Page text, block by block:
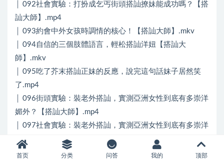
│ 092社會實驗：打扮成乞丐街頭搭訕撩妹能成功嗎？【搭
訕大師】.mp4
│ 093約會中外女孩時調情的核心！【搭訕大師】.mkv
│ 094自信的三個肢體語言，輕松搭訕洋妞【搭訕大
師】.mkv
│ 095吃了芥末搭訕正妹的反應，說完這句話妹子居然笑
了.mp4
│ 096街頭實驗：裝老外搭訕，實測亞洲女性到底有多崇洋
媚外？【搭訕大師】.mp4
│ 097社會實驗：裝老外搭訕，實測亞洲女性到底有多崇洋
媚外？【搭訕大師】.mp4
│ 098為什麽成為真男人的標準，是敢於挑戰未知【搭訕大
首页 分类 问答 我的 顶部